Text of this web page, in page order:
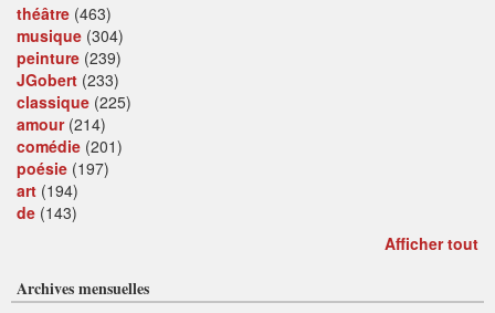
théâtre (463)
musique (304)
peinture (239)
JGobert (233)
classique (225)
amour(214)
comédie (201)
poésie (197)
art (194)
de (143)
Afficher tout
Archives mensuelles